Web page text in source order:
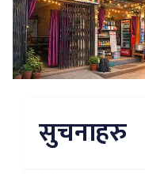
सुचनाहरु